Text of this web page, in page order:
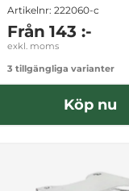
Artikelnr: 222060-c
Från 143 :-
exkl. moms
3 tillgängliga varianter
Köp nu